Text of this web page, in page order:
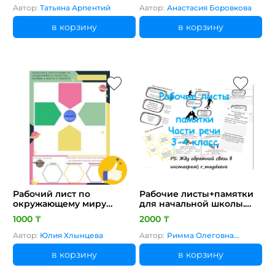
Автор: Татьяна Арпентий
в корзину
Автор: Анастасия Боровкова
в корзину
Рабочий лист по
окружающему миру
"Планеты Солнечной
системы"
1000 ₸
Автор: Юлия Хлынцева
в корзину
Рабочие листы+памятки
для начальной школы.
Части речи
2000 ₸
Автор: Римма Олеговна
Магдеева
в корзину